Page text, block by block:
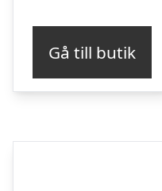
Gå till butik